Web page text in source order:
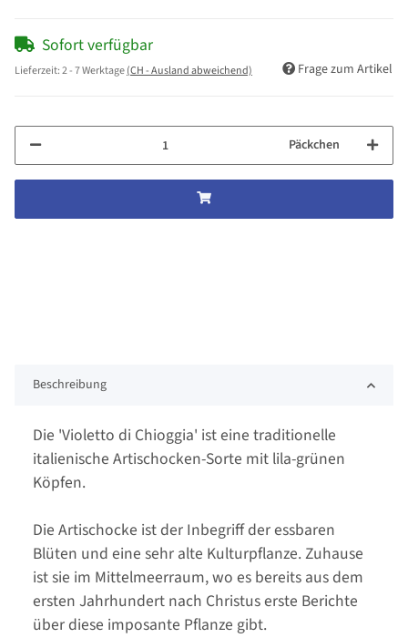
Sofort verfügbar
Lieferzeit:2 - 7 Werktage(CH - Ausland abweichend) Frage zum Artikel
Päckchen
Beschreibung
Die 'Violetto di Chioggia' ist eine traditionelle
italienische Artischocken-Sorte mit lila-grünen
Köpfen.
Die Artischocke ist der Inbegriff der essbaren
Blüten und eine sehr alte Kulturpflanze. Zuhause
ist sie im Mittelmeerraum, wo es bereits aus dem
ersten Jahrhundert nach Christus erste Berichte
über diese imposante Pflanze gibt.